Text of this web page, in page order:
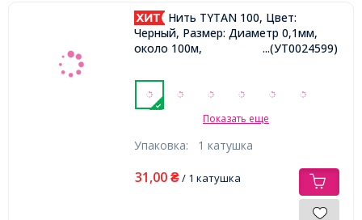
Нить TYTAN 100, Цвет:
Черный, Размер: Диаметр 0,1мм,
около 100м,
...(УТ0024599)
Показать еще
Упаковка: 1 катушка
31,00 ₴/ 1 катушка